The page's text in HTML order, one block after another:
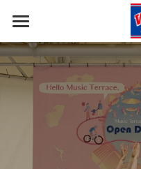
ホーム
報告・挨拶
すべてのカテゴリ
応援の報告
部員・コーチ
部の概要